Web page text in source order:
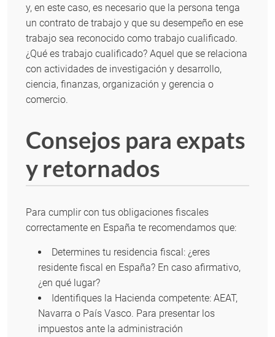
y, en este caso, es necesario que la persona tenga
un contrato de trabajo y que su desempeño en ese
trabajo sea reconocido como trabajo cualificado.
¿Qué es trabajo cualificado? Aquel que se relaciona
con actividades de investigación y desarrollo,
ciencia, finanzas, organización y gerencia o
comercio.
Consejos para expats
y retornados
Para cumplir con tus obligaciones fiscales
correctamente en España te recomendamos que:
Determines tu residencia fiscal: ¿eres
residente fiscal en España? En caso afirmativo,
¿en qué lugar?
Identifiques la Hacienda competente: AEAT,
Navarra o País Vasco. Para presentar los
impuestos ante la administración